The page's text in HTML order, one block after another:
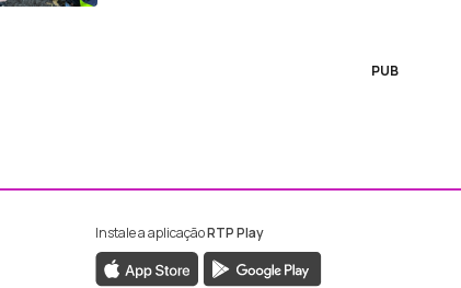
PUB
da RTP Madeira
da RTP Madeira
Instale a aplicaçãoRTP Play